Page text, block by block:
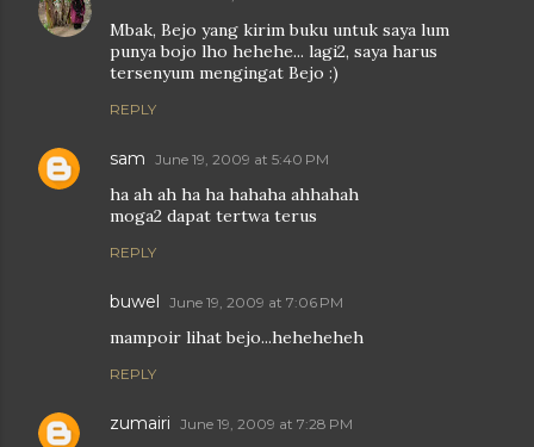
Mbak, Bejo yang kirim buku untuk saya lum
punya bojo lho hehehe... lagi2, saya harus
tersenyum mengingat Bejo :)
REPLY
sam June 19, 2009 at 5:40 PM
ha ah ah ha ha hahaha ahhahah
moga2 dapat tertwa terus
REPLY
buwel June 19, 2009 at 7:06 PM
mampoir lihat bejo...heheheheh
REPLY
zumairi June 19, 2009 at 7:28 PM